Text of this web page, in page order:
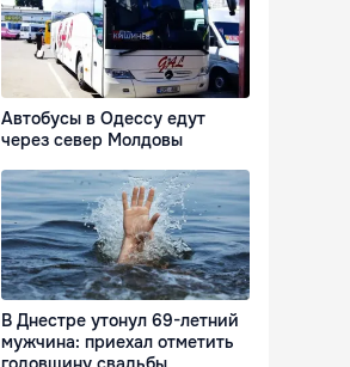
Автобусы в Одессу едут
через север Молдовы
В Днестре утонул 69-летний
мужчина: приехал отметить